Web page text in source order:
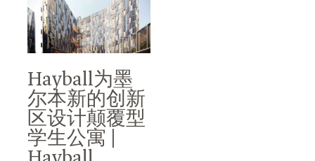
Hayball为墨
尔本新的创新
区设计颠覆型
学生公寓 |